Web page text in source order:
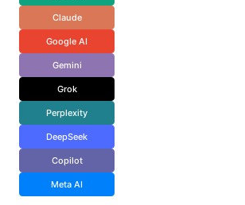
Claude
Google AI
Gemini
Grok
Perplexity
DeepSeek
Copilot
Meta AI